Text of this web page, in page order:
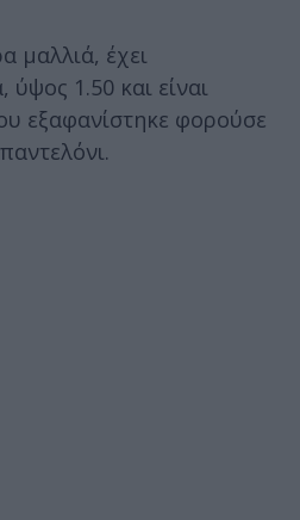
μαλλιά, έχει
1.50 και είναι
εξαφανίστηκε φορούσε